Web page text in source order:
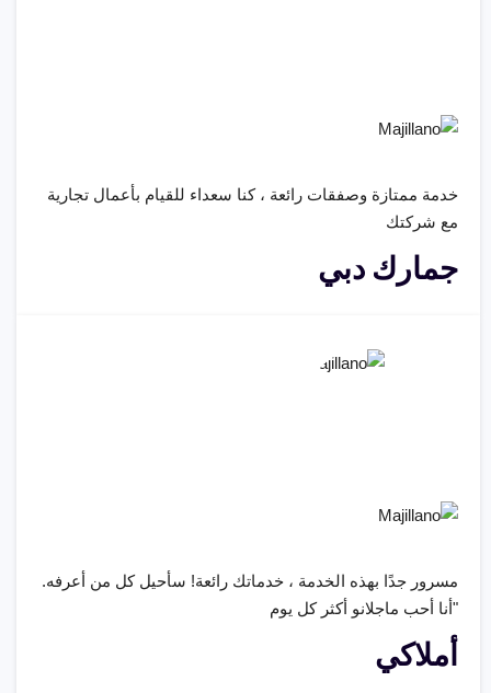
خدمة ممتازة وصفقات رائعة ، كنا سعداء للقيام بأعمال تجارية
مع شركتك
جمارك دبي
مسرور جدًا بهذه الخدمة ، خدماتك رائعة! سأحيل كل من أعرفه.
"أنا أحب ماجلانو أكثر كل يوم
أملاكي